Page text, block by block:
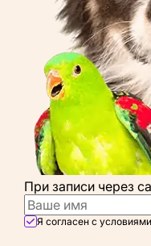
При записи через
Я согласен с условиями